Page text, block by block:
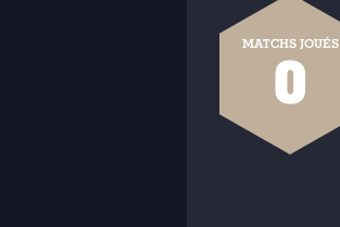
MATCHS JOUÉS
0